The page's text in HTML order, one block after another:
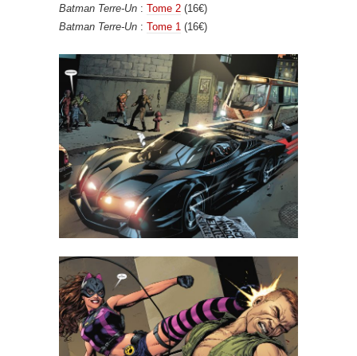
Batman Terre-Un : Tome 2 (16€)
Batman Terre-Un : Tome 1 (16€)